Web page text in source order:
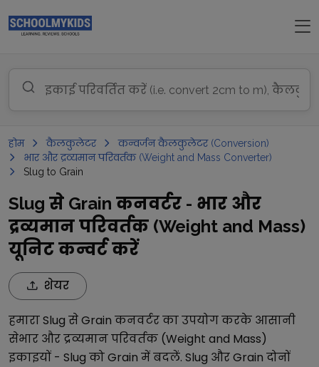
होम कैलकुलेटर
कन्वर्जन कैलकुलेटर (Conversion)
भार और द्रव्यमान परिवर्तक (Weight and Mass Converter)
Slug to Grain
Slug से Grain कनवर्टर - भार और
द्रव्यमान परिवर्तक (Weight and Mass)
यूनिट कन्वर्ट करें
शेयर
हमाराSlug सेGrain कनवर्टर का उपयोग करके आसानी
सेभार और द्रव्यमान परिवर्तक (Weight and Mass)
इकाइयों - Slug कोGrain में बदलें. Slug औरGrain दोनों